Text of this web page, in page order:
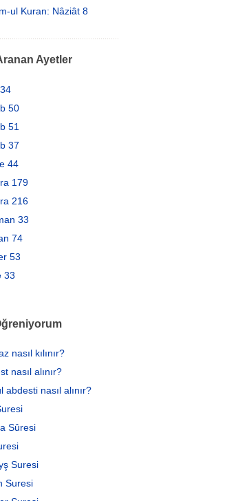
ul Kuran: Nâziât 8
Ayetler
50
51
37
44
179
216
33
74
53
33
nasıl kılınır?
nasıl alınır?
abdesti nasıl alınır?
Sûresi
Suresi
Suresi